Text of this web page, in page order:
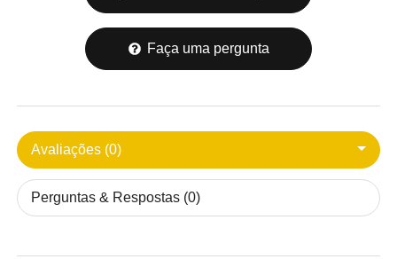
Faça uma pergunta
Avaliações (0)
Perguntas & Respostas (0)